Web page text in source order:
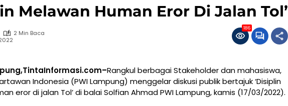
Melawan Human Eror Di Jalan Tol’
2 Min Baca
186
Rangkul berbagai Stakeholder dan mahasiswa,
Indonesia (PWI Lampung) menggelar diskusi publik bertajuk ‘Disiplin
eror di jalan Tol’ di balai Solfian Ahmad PWI Lampung, kamis (17/03/2022).